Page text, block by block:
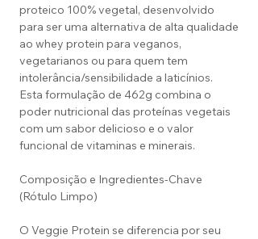
proteico 100% vegetal, desenvolvido
para ser uma alternativa de alta qualidade
ao whey protein para veganos,
vegetarianos ou para quem tem
intolerância/sensibilidade a laticínios.
Esta formulação de 462g combina o
poder nutricional das proteínas vegetais
com um sabor delicioso e o valor
funcional de vitaminas e minerais.
Composição e Ingredientes-Chave
(Rótulo Limpo)
O Veggie Protein se diferencia por seu